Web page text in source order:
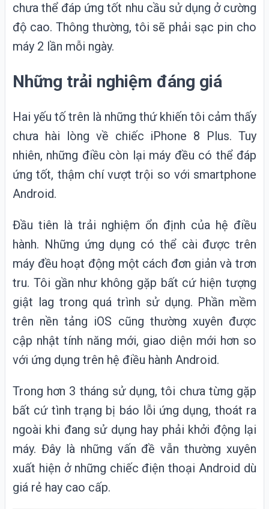
chưa thể đáp ứng tốt nhu cầu sử dụng ở cường
độ cao. Thông thường, tôi sẽ phải sạc pin cho
máy 2 lần mỗi ngày.
Những trải nghiệm đáng giá
Hai yếu tố trên là những thứ khiến tôi cảm thấy
chưa hài lòng về chiếc iPhone 8 Plus. Tuy
nhiên, những điều còn lại máy đều có thể đáp
ứng tốt, thậm chí vượt trội so với smartphone
Android.
Đầu tiên là trải nghiệm ổn định của hệ điều
hành. Những ứng dụng có thể cài được trên
máy đều hoạt động một cách đơn giản và trơn
tru. Tôi gần như không gặp bất cứ hiện tượng
giật lag trong quá trình sử dụng. Phần mềm
trên nền tảng iOS cũng thường xuyên được
cập nhật tính năng mới, giao diện mới hơn so
với ứng dụng trên hệ điều hành Android.
Trong hơn 3 tháng sử dụng, tôi chưa từng gặp
bất cứ tình trạng bị báo lỗi ứng dụng, thoát ra
ngoài khi đang sử dụng hay phải khởi động lại
máy. Đây là những vấn đề vẫn thường xuyên
xuất hiện ở những chiếc điện thoại Android dù
giá rẻ hay cao cấp.